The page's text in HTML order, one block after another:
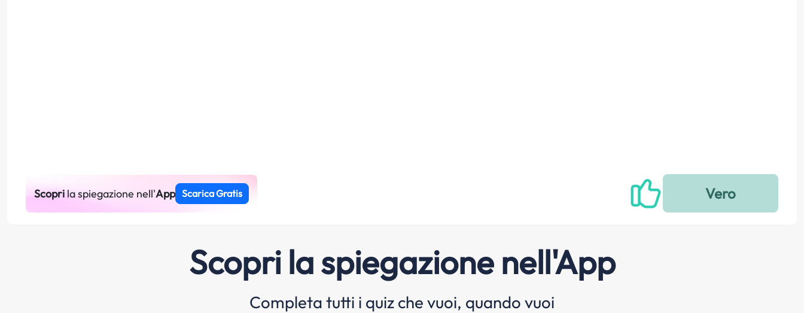
Scoprila spiegazione nell'App Scarica Gratis
Scopri la spiegazione nell'App
Completa tutti i quiz che vuoi, quando vuoi